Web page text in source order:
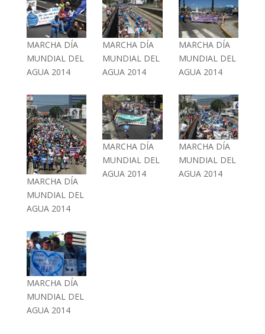
MARCHA DÍA
MUNDIAL DEL
AGUA 2014
MARCHA DÍA
MUNDIAL DEL
AGUA 2014
MARCHA DÍA
MUNDIAL DEL
AGUA 2014
MARCHA DÍA
MUNDIAL DEL
AGUA 2014
MARCHA DÍA
MUNDIAL DEL
AGUA 2014
MARCHA DÍA
MUNDIAL DEL
AGUA 2014
MARCHA DÍA
MUNDIAL DEL
AGUA 2014